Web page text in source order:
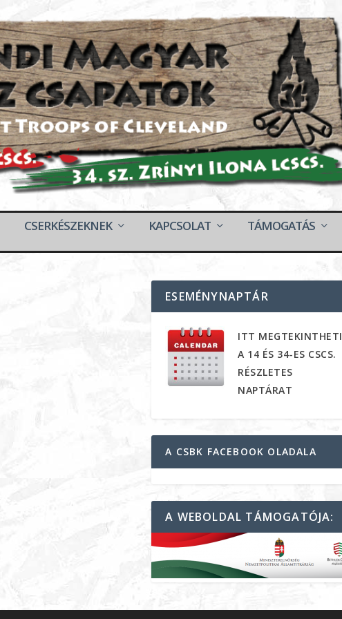
CSERKÉSZEKNEK KAPCSOLAT TÁMOGATÁS
ESEMÉNYNAPTÁR
ITT MEGTEKINTHETI
A 14 ÉS 34-ES CSCS.
RÉSZLETES
NAPTÁRAT
A CSBK FACEBOOK OLADALA
A WEBOLDAL TÁMOGATÓJA: